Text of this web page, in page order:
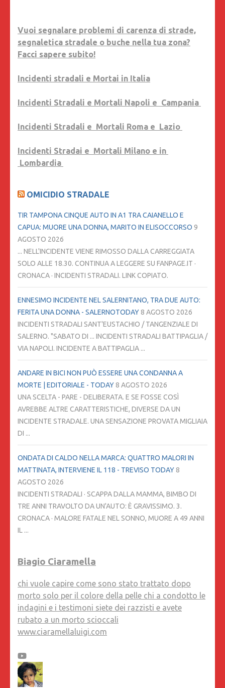
Vuoi segnalare problemi di carenza di strade,
segnaletica stradale o buche nella tua zona?
Facci sapere subito!
Incidenti stradali e Mortai in Italia
Incidenti Stradali e Mortali Napoli e Campania
Incidenti Stradali e Mortali Roma e Lazio
Incidenti Stradai e Mortali Milano e in
Lombardia
OMICIDIO STRADALE
TIR TAMPONA CINQUE AUTO IN A1 TRA CAIANELLO E
CAPUA: MUORE UNA DONNA, MARITO IN ELISOCCORSO 9
AGOSTO 2026
... NELL'INCIDENTE VIENE RIMOSSO DALLA CARREGGIATA
SOLO ALLE 18.30. CONTINUA A LEGGERE SU FANPAGE.IT ·
CRONACA · INCIDENTI STRADALI. LINK COPIATO.
ENNESIMO INCIDENTE NEL SALERNITANO, TRA DUE AUTO:
FERITA UNA DONNA - SALERNOTODAY8 AGOSTO 2026
INCIDENTI STRADALI SANT'EUSTACHIO / TANGENZIALE DI
SALERNO. "SABATO DI ... INCIDENTI STRADALI BATTIPAGLIA /
VIA NAPOLI. INCIDENTE A BATTIPAGLIA ...
ANDARE IN BICI NON PUÒ ESSERE UNA CONDANNA A
MORTE | EDITORIALE - TODAY8 AGOSTO 2026
UNA SCELTA - PARE - DELIBERATA. E SE FOSSE COSÌ
AVREBBE ALTRE CARATTERISTICHE, DIVERSE DA UN
INCIDENTE STRADALE. UNA SENSAZIONE PROVATA MIGLIAIA
DI ...
ONDATA DI CALDO NELLA MARCA: QUATTRO MALORI IN
MATTINATA, INTERVIENE IL 118 - TREVISO TODAY8
AGOSTO 2026
INCIDENTI STRADALI · SCAPPA DALLA MAMMA, BIMBO DI
TRE ANNI TRAVOLTO DA UN'AUTO: È GRAVISSIMO. 3.
CRONACA · MALORE FATALE NEL SONNO, MUORE A 49 ANNI
IL ...
Biagio Ciaramella
chi vuole capire come sono stato trattato dopo
morto solo per il colore della pelle chi a condotto le
indagini e i testimoni siete dei razzisti e avete
rubato a un morto scioccali
www.ciaramellaluigi.com